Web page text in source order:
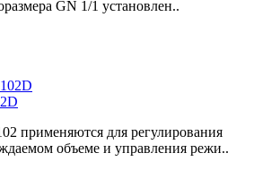
GN 1/1 установлен..
применяются для регулирования
объеме и управления режи..